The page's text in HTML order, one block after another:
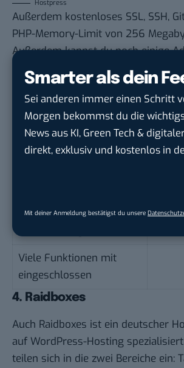
Smarter als dein
Sei anderen immer einen Schritt
Morgen bekommst du die
News aus KI, Green Tech &
direkt, exklusiv und kostenlos in
Mit deiner Anmeldung bestätigst du unsere
Hostpress
Außerdem kostenloses SSL, SSH,
PHP-Memory-Limit von 256
Außerdem kannst du noch einige
dazubuchen, wie beispielsweise
dem unter anderem Updates für
Plugins und Themes gemacht
Sicherheit zu verbessern.
Vorteile von Hostpress
Viele Funktionen mit
eingeschlossen
4. Raidboxes
Auch Raidboxes ist ein deutscher
auf WordPress-Hosting
teilen sich in die zwei Bereiche ein: